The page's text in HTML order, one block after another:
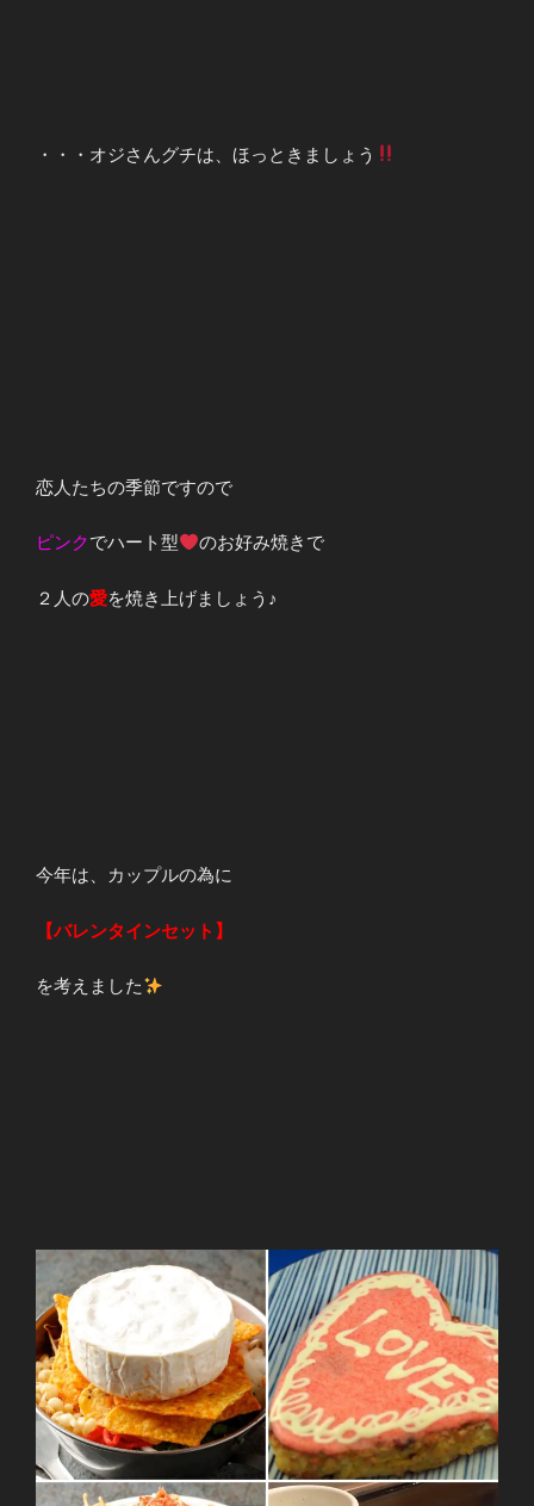
・・・オジさんグチは、ほっときましょう
恋人たちの季節ですので
ピンクでハート型 のお好み焼きで
２人の愛を焼き上げましょう♪
今年は、カップルの為に
【バレンタインセット】
を考えました